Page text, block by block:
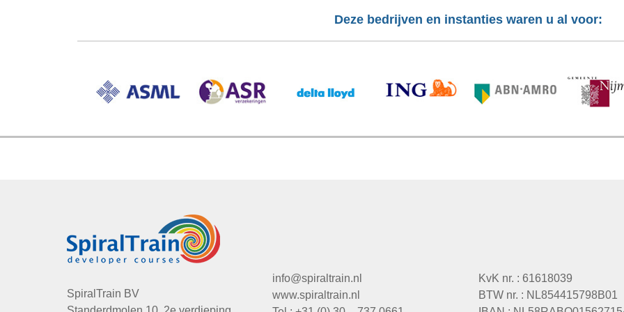
Deze bedrijven en instanties waren u al voor:
SpiralTrain BV
info@spiraltrain.nl
www.spiraltrain.nl
KvK nr. : 61618039
BTW nr. : NL854415798B01